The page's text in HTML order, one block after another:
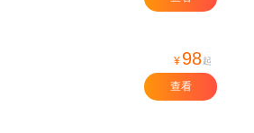
¥ 98起
查看